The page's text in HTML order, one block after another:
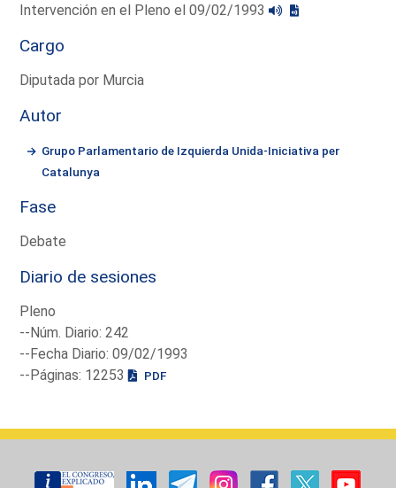
Intervención en el Pleno el 09/02/1993
Cargo
Diputada por Murcia
Autor
Grupo Parlamentario de Izquierda Unida-Iniciativa per
Catalunya
Fase
Debate
Diario de sesiones
Pleno
--Núm. Diario: 242
--Fecha Diario: 09/02/1993
--Páginas: 12253
PDF